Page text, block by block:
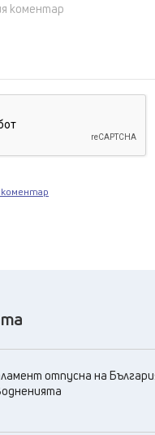
коментар
отпусна на